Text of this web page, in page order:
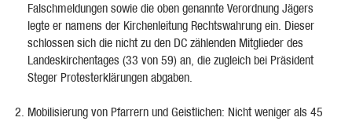
Falschmeldungen sowie die oben genannte Verordnung Jägers
legte er namens der Kirchenleitung Rechtswahrung ein. Dieser
schlossen sich die nicht zu den DC zählenden Mitglieder des
Landeskirchentages (33 von 59) an, die zugleich bei Präsident
Steger Protesterklärungen abgaben.
Mobilisierung von Pfarrern und Geistlichen: Nicht weniger als 45